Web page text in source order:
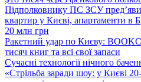
Підполковнику ПС ЗСУ
квартир у Києві, апартаменти в
20 млн грн
Ракетний удар по Києву:
тисяч книг та всі свої запаси
Сучасні технології нічного
«Стрільба заради шоу: у Києві